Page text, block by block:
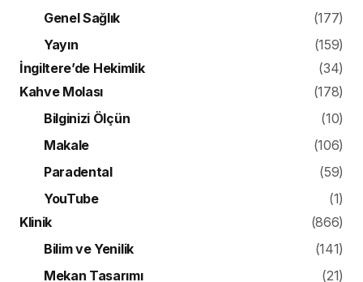
Genel Sağlık
(177)
Yayın
(159)
İngiltere’de Hekimlik
(34)
Kahve Molası
(178)
Bilginizi Ölçün
(10)
Makale
(106)
Paradental
(59)
YouTube
(1)
Klinik
(866)
Bilim ve Yenilik
(141)
Mekan Tasarımı
(21)